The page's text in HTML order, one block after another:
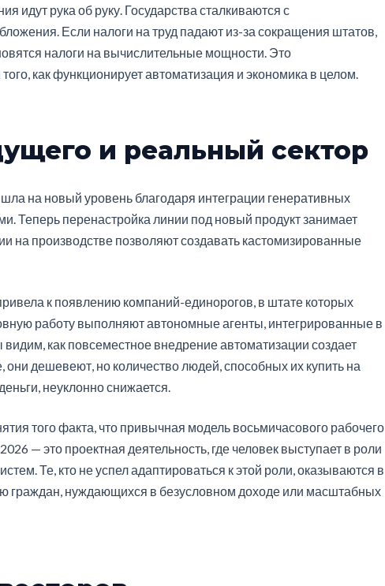
идут рука об руку. Государства сталкиваются с
Если налоги на труд падают из-за сокращения штатов,
налоги на вычислительные мощности. Это
как функционирует автоматизация и экономика в целом.
и реальный сектор
на новый уровень благодаря интеграции генеративных
Теперь перенастройка линии под новый продукт занимает
на производстве позволяют создавать кастомизированные
к появлению компаний-единорогов, в штате которых
работу выполняют автономные агенты, интегрированные в
как повсеместное внедрение автоматизации создает
они дешевеют, но количество людей, способных их купить на
неуклонно снижается.
того факта, что привычная модель восьмичасового рабочего
— это проектная деятельность, где человек выступает в роли
Те, кто не успел адаптироваться к этой роли, оказываются в
граждан, нуждающихся в безусловном доходе или масштабных